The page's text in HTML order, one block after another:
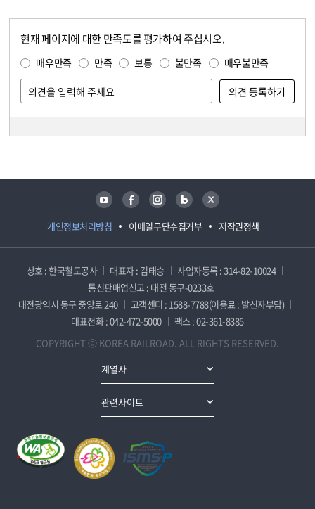
현재 페이지에 대한 만족도를 평가하여 주십시오.
매우만족 만족 보통 불만족 매우불만족
개인정보처리방침 이메일무단수집거부 저작권정책
유튜브 페이스북 인스타그램 블로그 트위터
상호 : 한국철도공사 대표자 : 김태승
사업자등록 : 314-82-10024
통신판매업신고 : 대전 동구-0233호
대전광역시 동구 중앙로 240
고객센터 : 1588-7788(이용료 : 발신자부담)
대표전화 : 042-472-5000
팩스 : 02-361-8385
COPYRIGHT ⓒ KOREA RAILROAD. ALL RIGHTS RESERVED.
계열사
관련사이트